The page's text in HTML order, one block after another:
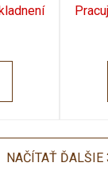
NAČÍTAŤ ĎALŠIE